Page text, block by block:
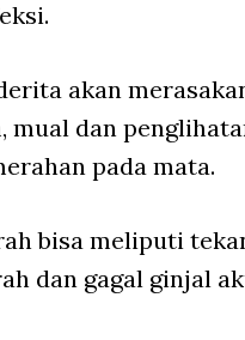
akan
mual dan
pada mata.
bisa meliputi
dan gagal ginjal